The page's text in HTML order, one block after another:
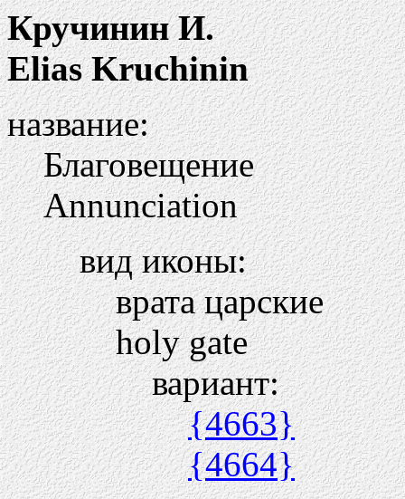
Кручинин И.
Elias Kruchinin
название:
Благовещение
Annunciation
вид иконы:
врата царские
holy gate
вариант:
{4663}
{4664}